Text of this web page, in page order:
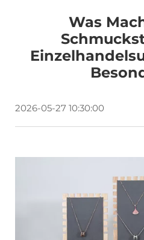
Was
2026-05-27 10:30:00